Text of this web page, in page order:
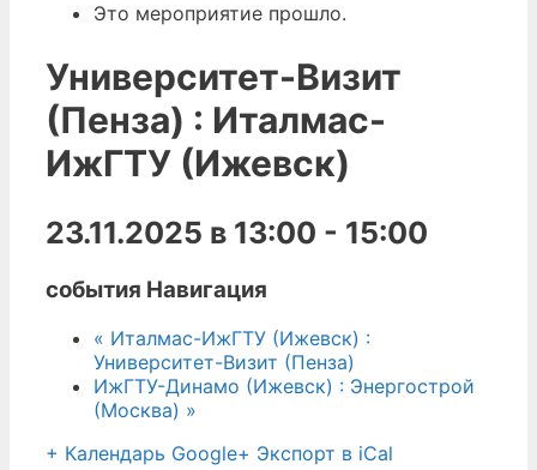
Это мероприятие прошло.
Университет-Визит
(Пенза) : Италмас-
ИжГТУ (Ижевск)
23.11.2025 в 13:00 - 15:00
события Навигация
« Италмас-ИжГТУ (Ижевск) :
Университет-Визит (Пенза)
ИжГТУ-Динамо (Ижевск) : Энергострой
(Москва) »
+ Календарь Google+ Экспорт в iCal